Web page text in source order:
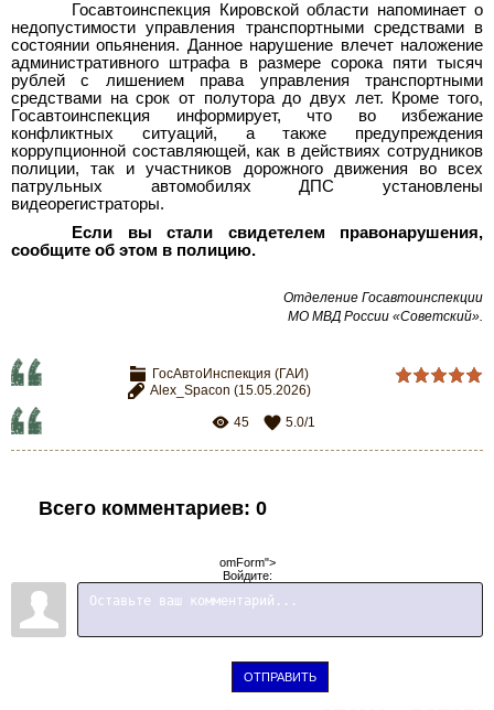
Госавтоинспекция Кировской области напоминает о
недопустимости управления транспортными средствами в
состоянии опьянения. Данное нарушение влечет наложение
административного штрафа в размере сорока пяти тысяч
рублей с лишением права управления транспортными
средствами на срок от полутора до двух лет. Кроме того,
Госавтоинспекция информирует, что во избежание
конфликтных ситуаций, а также предупреждения
коррупционной составляющей, как в действиях сотрудников
полиции, так и участников дорожного движения во всех
патрульных автомобилях ДПС установлены
видеорегистраторы.
Если вы стали свидетелем правонарушения,
сообщите об этом в полицию.
Отделение Госавтоинспекции
МО МВД России «Советский».
ГосАвтоИнспекция (ГАИ)
Alex_Spacon (15.05.2026)
45 5.0/1
Всего комментариев: 0
omForm">
Войдите:
ОТПРАВИТЬ